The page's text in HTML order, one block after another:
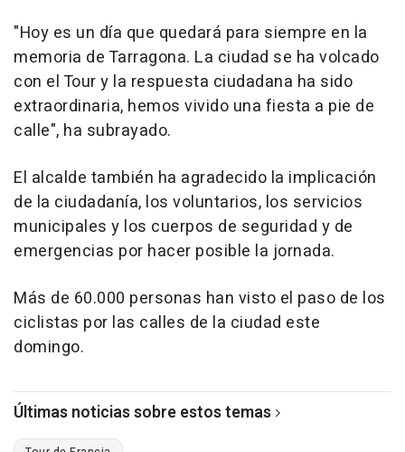
"Hoy es un día que quedará para siempre en la
memoria de Tarragona. La ciudad se ha volcado
con el Tour y la respuesta ciudadana ha sido
extraordinaria, hemos vivido una fiesta a pie de
calle", ha subrayado.
El alcalde también ha agradecido la implicación
de la ciudadanía, los voluntarios, los servicios
municipales y los cuerpos de seguridad y de
emergencias por hacer posible la jornada.
Más de 60.000 personas han visto el paso de los
ciclistas por las calles de la ciudad este
domingo.
Últimas noticias sobre estos temas